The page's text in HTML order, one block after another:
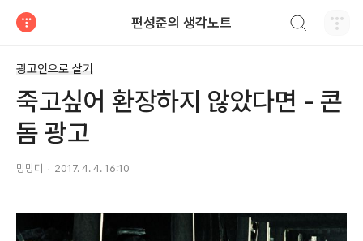
편성준의 생각노트
광고인으로 살기
죽고싶어 환장하지 않았다면 - 콘
돔 광고
망망디 2017. 4. 4. 16:10